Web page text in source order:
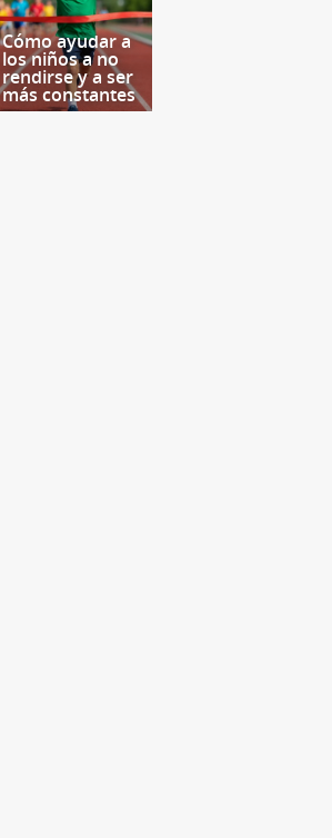
Cómo ayudar a
los niños a no
rendirse y a ser
más constantes